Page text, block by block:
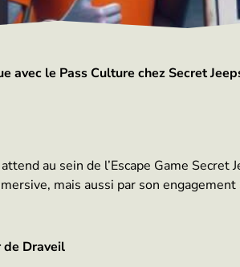
avec le Pass Culture chez Secret
au sein de l’Escape Game
mais aussi par son
de Draveil